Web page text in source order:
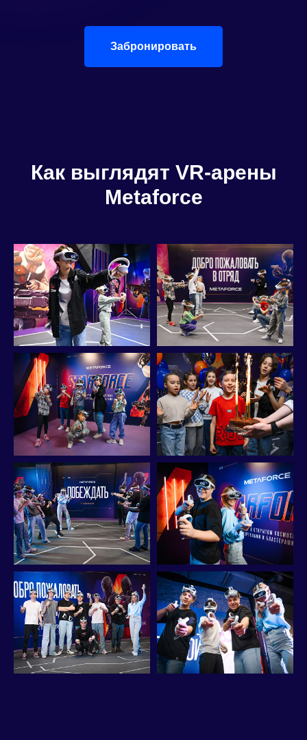
Забронировать
Как выглядят VR-арены
Metaforce